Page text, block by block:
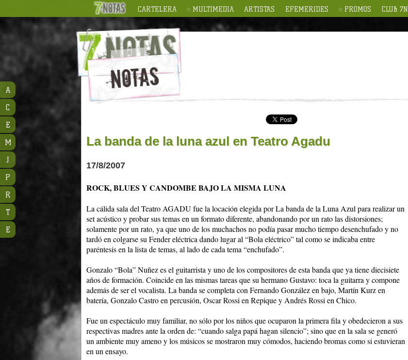
CARTELERA MULTIMEDIA ARTISTAS EFEMERIDES PROMOS CLUB 7N
La banda de la luna azul en Teatro Agadu
17/8/2007
ROCK, BLUES Y CANDOMBE BAJO LA MISMA LUNA
La cálida sala del Teatro AGADU fue la locación elegida por La banda de la Luna Azul para realizar un
set acústico y probar sus temas en un formato diferente, abandonando por un rato las distorsiones;
solamente por un rato, ya que uno de los muchachos no podía pasar mucho tiempo desenchufado y no
tardó en colgarse su Fender eléctrica dando lugar al “Bola eléctrico” tal como se indicaba entre
paréntesis en la lista de temas, al lado de cada tema “enchufado”.
Gonzalo “Bola” Nuñez es el guitarrista y uno de los compositores de esta banda que ya tiene diecisiete
años de formación. Coincide en las mismas tareas que su hermano Gustavo: toca la guitarra y compone
además de ser el vocalista. La banda se completa con Fernando González en bajo, Martín Kurz en
batería, Gonzalo Castro en percusión, Oscar Rossi en Repique y Andrés Rossi en Chico.
Fue un espectáculo muy familiar, no sólo por los niños que ocuparon la primera fila y obedecieron a sus
respectivas madres ante la orden de: “cuando salga papá hagan silencio”; sino que en la sala se generó
un ambiente muy ameno y los músicos se mostraron muy cómodos, haciendo bromas como si estuvieran
en un ensayo.
A
C
E
M
J
P
R
T
E